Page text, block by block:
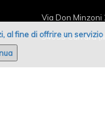
Via Don Minzoni
54033 Carrara
al fine di offrire un